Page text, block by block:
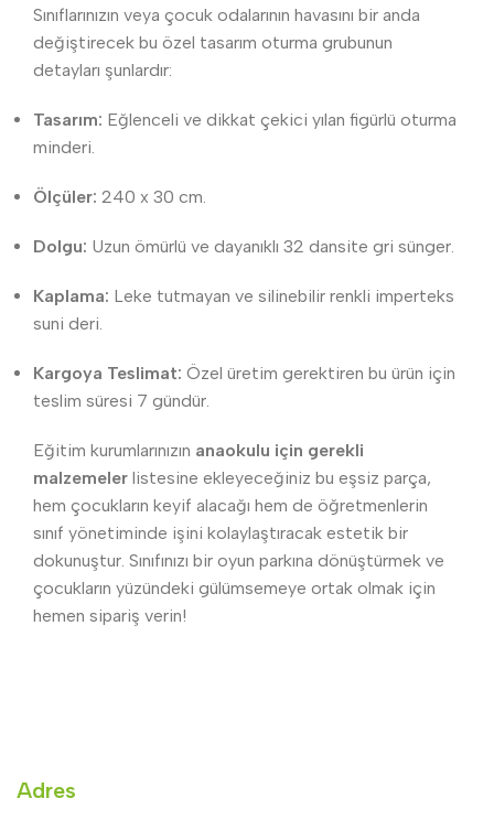
Sınıflarınızın veya çocuk odalarının havasını bir anda
değiştirecek bu özel tasarım oturma grubunun
detayları şunlardır:
Tasarım: Eğlenceli ve dikkat çekici yılan figürlü oturma
minderi.
Ölçüler: 240 x 30 cm.
Dolgu: Uzun ömürlü ve dayanıklı 32 dansite gri sünger.
Kaplama: Leke tutmayan ve silinebilir renkli imperteks
suni deri.
Kargoya Teslimat: Özel üretim gerektiren bu ürün için
teslim süresi 7 gündür.
Eğitim kurumlarınızın anaokulu için gerekli
malzemeler listesine ekleyeceğiniz bu eşsiz parça,
hem çocukların keyif alacağı hem de öğretmenlerin
sınıf yönetiminde işini kolaylaştıracak estetik bir
dokunuştur. Sınıfınızı bir oyun parkına dönüştürmek ve
çocukların yüzündeki gülümsemeye ortak olmak için
hemen sipariş verin!
Adres